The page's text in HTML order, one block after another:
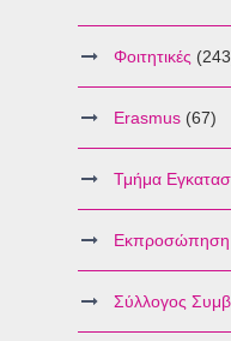
Φοιτητικές
Erasmus (67)
Τμήμα
Εκπροσώπηση
Σύλλογος